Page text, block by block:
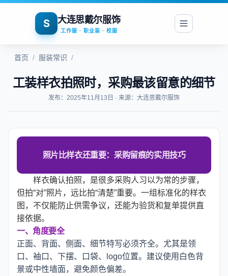
S 大连思戴尔服饰
工作服 · 职业装 · 校服
首页 / 服装常识 /
工装样衣拍照时，采购最该留意的细节
发布：2025年11月13日 · 来源：大连思戴尔服饰
照片比样衣还重要：采购留痕的实用技巧
样衣确认拍照，是很多采购人习以为常的步骤，
但拍“对”照片，远比拍“清楚”重要。一组标准化的样衣
图，不仅能防止供需争议，还能为验货和复单提供直
接依据。
一、角度要全
正面、背面、侧面、细节特写必须齐全。尤其是领
口、袖口、下摆、口袋、logo位置。建议使用白色背
景或中性墙面，避免颜色偏差。